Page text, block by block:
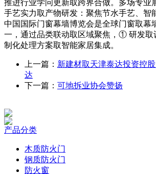
推进行业学问更新取跨界合做。多场专
手艺实力取产物研发：聚焦节水手艺、智
中国国际门窗幕墙博览会是全球门窗取幕
一，通过品类联动取区域聚焦，① 研发取
制化处理方案取智能家居集成。
上一篇： 新建材取天津泰达投资控
达
下一篇： 可地拆业协会赞扬
产品分类
木质防火门
钢质防火门
防火窗